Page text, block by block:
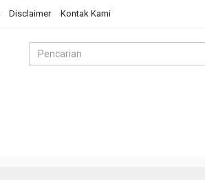
Disclaimer Kontak Kami